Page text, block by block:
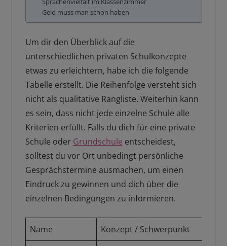
Geld muss man schon haben
Um dir den Überblick auf die
unterschiedlichen privaten Schulkonzepte
etwas zu erleichtern, habe ich die folgende
Tabelle erstellt. Die Reihenfolge versteht sich
nicht als qualitative Rangliste. Weiterhin kann
es sein, dass nicht jede einzelne Schule alle
Kriterien erfüllt. Falls du dich für eine private
Schule oder Grundschule entscheidest,
solltest du vor Ort unbedingt persönliche
Gesprächstermine ausmachen, um einen
Eindruck zu gewinnen und dich über die
einzelnen Bedingungen zu informieren.
Name Konzept / Schwerpunkt